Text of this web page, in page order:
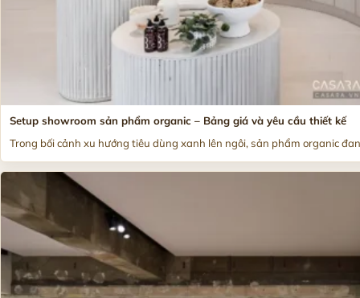
Setup showroom sản phẩm organic – Bảng giá và yêu cầu thiết kế
Trong bối cảnh xu hướng tiêu dùng xanh lên ngôi, sản phẩm organic